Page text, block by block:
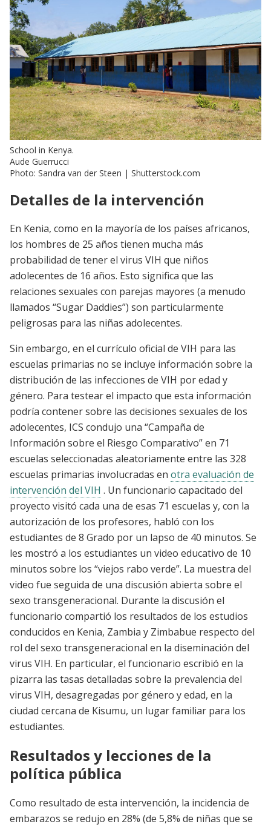
School in Kenya.
Aude Guerrucci
Photo: Sandra van der Steen | Shutterstock.com
Detalles de la intervención
En Kenia, como en la mayoría de los países africanos,
los hombres de 25 años tienen mucha más
probabilidad de tener el virus VIH que niños
adolecentes de 16 años. Esto significa que las
relaciones sexuales con parejas mayores (a menudo
llamados “Sugar Daddies”) son particularmente
peligrosas para las niñas adolecentes.
Sin embargo, en el currículo oficial de VIH para las
escuelas primarias no se incluye información sobre la
distribución de las infecciones de VIH por edad y
género. Para testear el impacto que esta información
podría contener sobre las decisiones sexuales de los
adolecentes, ICS condujo una “Campaña de
Información sobre el Riesgo Comparativo” en 71
escuelas seleccionadas aleatoriamente entre las 328
escuelas primarias involucradas en otra evaluación de
intervención del VIH . Un funcionario capacitado del
proyecto visitó cada una de esas 71 escuelas y, con la
autorización de los profesores, habló con los
estudiantes de 8 Grado por un lapso de 40 minutos. Se
les mostró a los estudiantes un video educativo de 10
minutos sobre los “viejos rabo verde”. La muestra del
video fue seguida de una discusión abierta sobre el
sexo transgeneracional. Durante la discusión el
funcionario compartió los resultados de los estudios
conducidos en Kenia, Zambia y Zimbabue respecto del
rol del sexo transgeneracional en la diseminación del
virus VIH. En particular, el funcionario escribió en la
pizarra las tasas detalladas sobre la prevalencia del
virus VIH, desagregadas por género y edad, en la
ciudad cercana de Kisumu, un lugar familiar para los
estudiantes.
Resultados y lecciones de la
política pública
Como resultado de esta intervención, la incidencia de
embarazos se redujo en 28% (de 5,8% de niñas que se